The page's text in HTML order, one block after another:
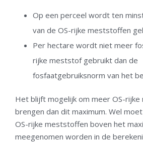
Op een perceel wordt ten
van de OS-rijke meststoffen
Per hectare wordt niet meer
rijke meststof gebruikt dan de
fosfaatgebruiksnorm van het
Het blijft mogelijk om meer OS-
brengen dan dit maximum. Wel
OS-rijke meststoffen boven het
meegenomen worden in de